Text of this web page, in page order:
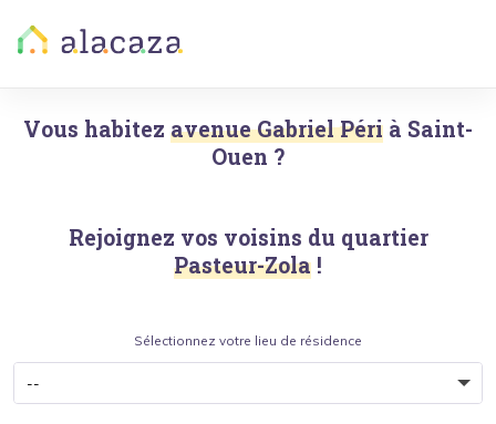
Vous habitez avenue Gabriel Péri à Saint-
Ouen ?
Rejoignez vos voisins du quartier
Pasteur-Zola !
Sélectionnez votre lieu de résidence